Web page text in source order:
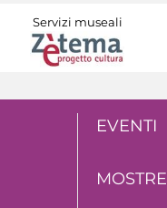
Servizi museali
EVENTI
MOSTRE